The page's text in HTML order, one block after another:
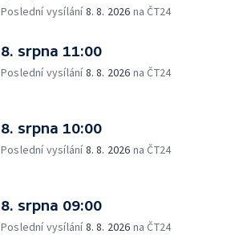
Poslední vysílání8. 8. 2026 na ČT24
8. srpna 11:00
Poslední vysílání8. 8. 2026 na ČT24
8. srpna 10:00
Poslední vysílání8. 8. 2026 na ČT24
8. srpna 09:00
Poslední vysílání8. 8. 2026 na ČT24